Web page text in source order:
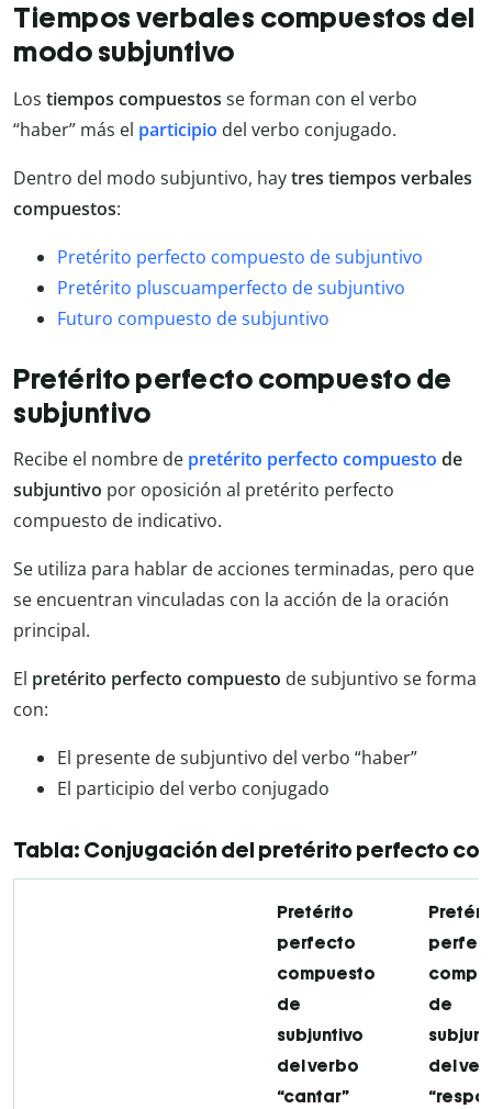
Tiempos verbales compuestos del
modo subjuntivo
Los tiempos compuestos se forman con el verbo
“haber” más el participio del verbo conjugado.
Dentro del modo subjuntivo, haytres tiempos verbales
compuestos:
Pretérito perfecto compuesto de subjuntivo
Pretérito pluscuamperfecto de subjuntivo
Futuro compuesto de subjuntivo
Pretérito perfecto compuesto de
subjuntivo
Recibe el nombre de pretérito perfecto compuesto de
subjuntivo por oposición al pretérito perfecto
compuesto de indicativo.
Se utiliza para hablar de acciones terminadas, pero que
se encuentran vinculadas con la acción de la oración
principal.
El pretérito perfecto compuesto de subjuntivo se forma
con:
El presente de subjuntivo del verbo “haber”
El participio del verbo conjugado
Tabla: Conjugación del pretérito perfecto
Pretérito
perfecto
compuesto
de
subjuntivo
del verbo
“cantar”
de
del